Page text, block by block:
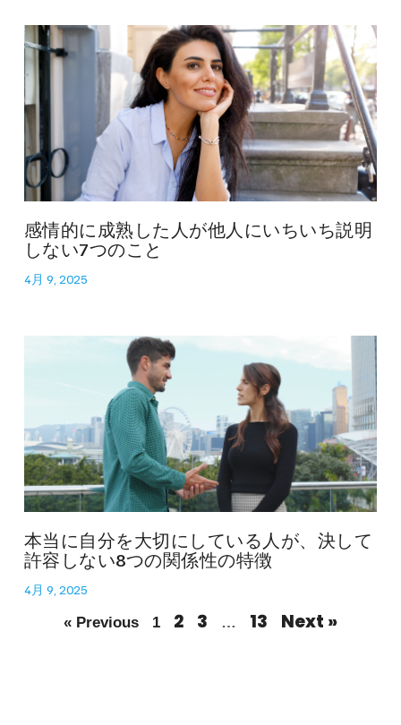
感情的に成熟した人が他人にいちいち説明
しない7つのこと
4月 9, 2025
本当に自分を大切にしている人が、決して
許容しない8つの関係性の特徴
4月 9, 2025
« Previous 1 2 3 … 13 Next »